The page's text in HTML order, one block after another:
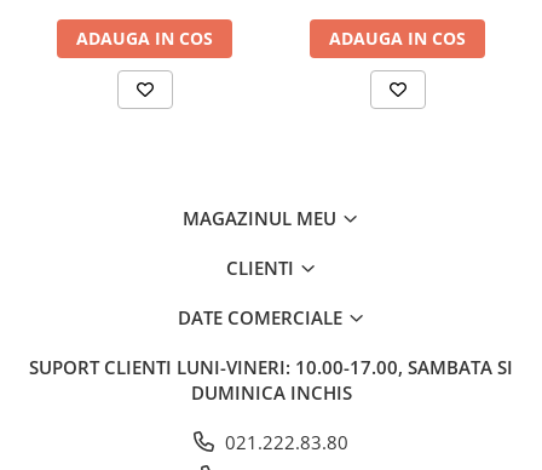
Poezie, teatru
Publicistica, eseu
Science Fiction
Arte si tehnici culinare
ADAUGA IN COS ADAUGA IN COS
MAGAZINUL MEU
CLIENTI
DATE COMERCIALE
SUPORT CLIENTI LUNI-VINERI: 10.00-17.00, SAMBATA SI
DUMINICA INCHIS
021.222.83.80